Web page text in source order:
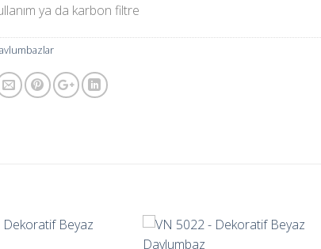
ya da karbon filtre